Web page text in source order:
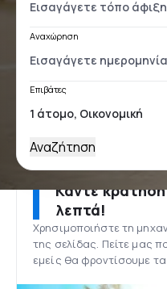
Αναχώρηση
Επιβάτες
Αναζήτηση
Κάντε
λεπτά!
Χρησιμοποιήστε τη
της σελίδας. Πείτε μας
εμείς θα φροντίσουμε